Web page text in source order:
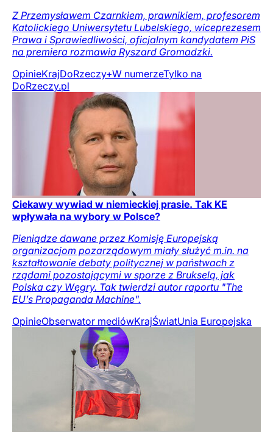
Z Przemysławem Czarnkiem, prawnikiem, profesorem
Katolickiego Uniwersytetu Lubelskiego, wiceprezesem
Prawa i Sprawiedliwości, oficjalnym kandydatem PiS
na premiera rozmawia Ryszard Gromadzki.
OpinieKrajDoRzeczy+W numerzeTylko na
DoRzeczy.pl
Ciekawy wywiad w niemieckiej prasie. Tak KE
wpływała na wybory w Polsce?
Pieniądze dawane przez Komisję Europejską
organizacjom pozarządowym miały służyć m.in. na
kształtowanie debaty politycznej w państwach z
rządami pozostającymi w sporze z Brukselą, jak
Polska czy Węgry. Tak twierdzi autor raportu "The
EU’s Propaganda Machine".
OpinieObserwator mediówKrajŚwiatUnia Europejska